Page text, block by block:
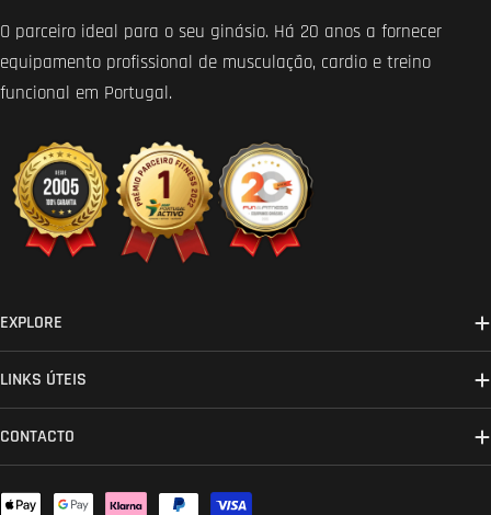
O parceiro ideal para o seu ginásio. Há 20 anos a fornecer
equipamento profissional de musculação, cardio e treino
funcional em Portugal.
EXPLORE
LINKS ÚTEIS
CONTACTO
Métodos